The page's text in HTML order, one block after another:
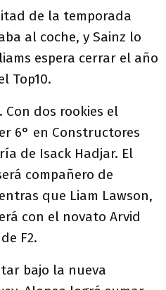
de la temporada
al coche, y Sainz lo
espera cerrar el año
Top10.
Con dos rookies el
6° en Constructores
de Isack Hadjar. El
compañero de
que Liam Lawson,
con el novato Arvid
F2.
bajo la nueva